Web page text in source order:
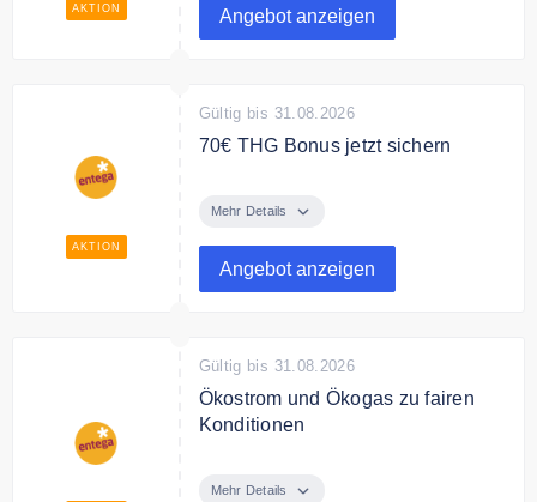
AKTION Angebot anzeigen
AKTION
Gültig bis 31.08.2026
70€ THG Bonus jetzt sichern
Mehr Details
Angebot anzeigen
Gültig bis 31.08.2026
Ökostrom und Ökogas zu fairen
Konditionen
günstigen Ökostrom und Ökogas.
Mehr Details